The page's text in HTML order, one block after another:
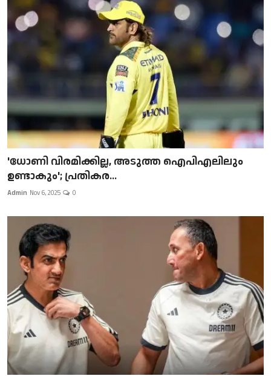
'ധോണി വിരമിക്കില്ല, അടുത്ത ഐപിഎലിലും
ഉണ്ടാകും'; പ്രതികര...
Admin Nov 6, 2025 0